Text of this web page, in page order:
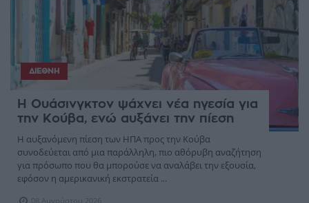
ΔΙΕΘΝΉ
Η Ουάσινγκτον ψάχνει νέα ηγεσία για
την Κούβα, ενώ αυξάνει την πίεση
Η αυξανόμενη πίεση των ΗΠΑ προς την Κούβα
συνοδεύεται από μια παράλληλη, πιο αθόρυβη αναζήτηση
για πρόσωπο που θα μπορούσε να αναλάβει την εξουσία,
εφόσον η αμερικανική εκστρατεία ...
08 Αυγούστου 2026